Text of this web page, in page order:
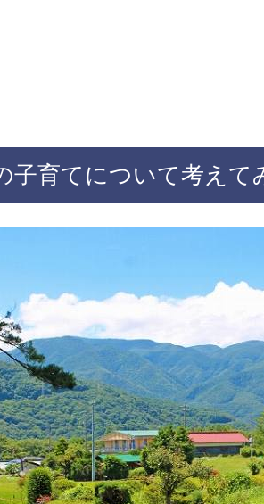
子育てについて考えて